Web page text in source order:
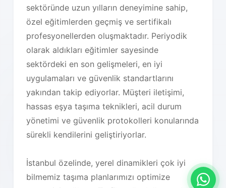
sektöründe uzun yılların deneyimine sahip,
özel eğitimlerden geçmiş ve sertifikalı
profesyonellerden oluşmaktadır. Periyodik
olarak aldıkları eğitimler sayesinde
sektördeki en son gelişmeleri, en iyi
uygulamaları ve güvenlik standartlarını
yakından takip ediyorlar. Müşteri iletişimi,
hassas eşya taşıma teknikleri, acil durum
yönetimi ve güvenlik protokolleri konularında
sürekli kendilerini geliştiriyorlar.
İstanbul özelinde, yerel dinamikleri çok iyi
bilmemiz taşıma planlarımızı optimize